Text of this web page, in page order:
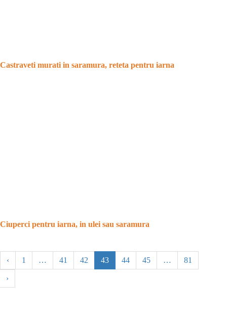
Castraveti murati in saramura, reteta pentru iarna
Ciuperci pentru iarna, in ulei sau saramura
‹ 1 … 41 42 43 44 45 … 81
›